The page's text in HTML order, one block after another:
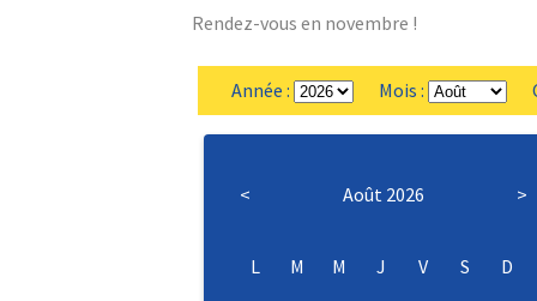
Rendez-vous en novembre !
Année : Mois :
< Août 2026 >
L M M J V S D